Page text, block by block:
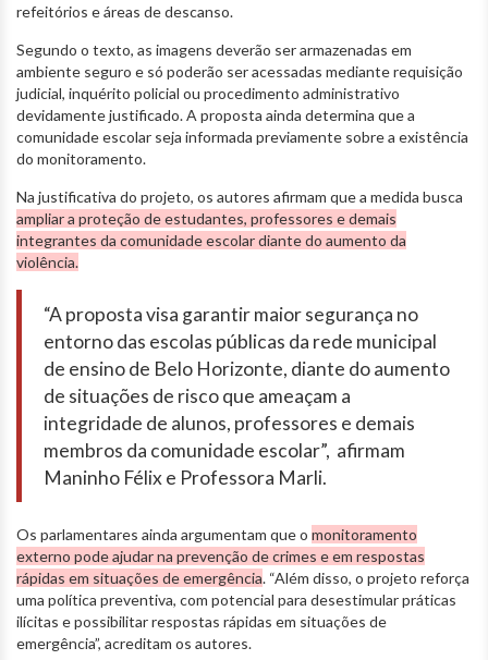
refeitórios e áreas de descanso.
Segundo o texto, as imagens deverão ser armazenadas em
ambiente seguro e só poderão ser acessadas mediante requisição
judicial, inquérito policial ou procedimento administrativo
devidamente justificado. A proposta ainda determina que a
comunidade escolar seja informada previamente sobre a existência
do monitoramento.
Na justificativa do projeto, os autores afirmam que a medida busca
ampliar a proteção de estudantes, professores e demais
integrantes da comunidade escolar diante do aumento da
violência.
“A proposta visa garantir maior segurança no
entorno das escolas públicas da rede municipal
de ensino de Belo Horizonte, diante do aumento
de situações de risco que ameaçam a
integridade de alunos, professores e demais
membros da comunidade escolar”, afirmam
Maninho Félix e Professora Marli.
Os parlamentares ainda argumentam que o monitoramento
externo pode ajudar na prevenção de crimes e em respostas
rápidas em situações de emergência. “Além disso, o projeto reforça
uma política preventiva, com potencial para desestimular práticas
ilícitas e possibilitar respostas rápidas em situações de
emergência”, acreditam os autores.